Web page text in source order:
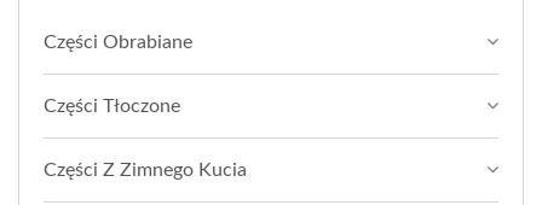
Części Obrabiane
Części Tłoczone
Części Z Zimnego Kucia